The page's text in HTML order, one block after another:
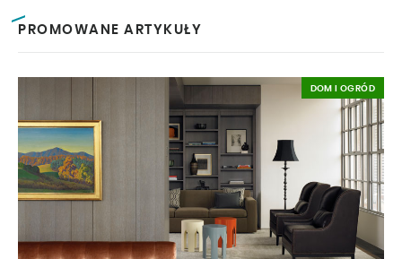
PROMOWANE ARTYKUŁY
DOM I OGRÓD